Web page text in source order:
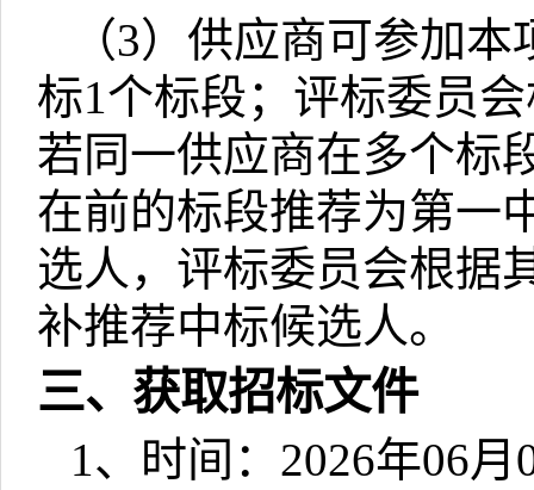
（3）供应商可参加
标1个标段；评标委员
若同一供应商在多个标
在前的标段推荐为第一
选人，评标委员会根据
补推荐中标候选人。
三、获取招标文件
1、时间： 2026年06月